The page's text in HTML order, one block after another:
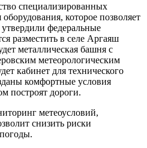
специализированных
которое позволяет
федеральные
разместить в селе Аргаяш
металлическая башня с
метеорологическим
кабинет для технического
комфортные условия
построят дороги.
метеоусловий,
снизить риски